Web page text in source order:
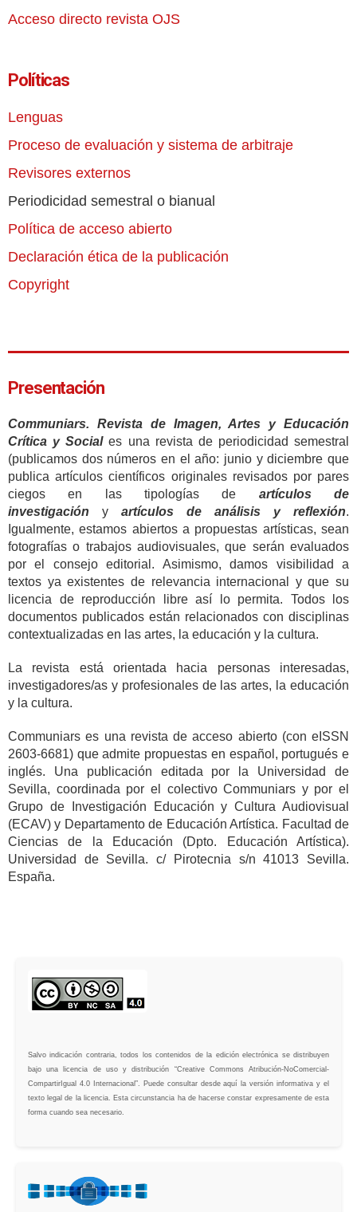
Acceso directo revista OJS
Políticas
Lenguas
Proceso de evaluación y sistema de arbitraje
Revisores externos
Periodicidad semestral o bianual
Política de acceso abierto
Declaración ética de la publicación
Copyright
Presentación
Communiars. Revista de Imagen, Artes y Educación
Crítica y Sociales una revista de periodicidad semestral
(publicamos dos números en el año: junio y diciembre que
publica artículos científicos originales revisados por pares
ciegos en las tipologías de artículos de
investigación y artículos de análisis y reflexión.
Igualmente, estamos abiertos a propuestas artísticas, sean
fotografías o trabajos audiovisuales, que serán evaluados
por el consejo editorial. Asimismo, damos visibilidad a
textos ya existentes de relevancia internacional y que su
licencia de reproducción libre así lo permita. Todos los
documentos publicados están relacionados con disciplinas
contextualizadas en las artes, la educación y la cultura.
La revista está orientada hacia personas interesadas,
investigadores/as y profesionales de las artes, la educación
y la cultura.
Communiars es una revista de acceso abierto (con eISSN
2603-6681) que admite propuestas en español, portugués e
inglés. Una publicación editada por la Universidad de
Sevilla, coordinada por el colectivo Communiars y por el
Grupo de Investigación Educación y Cultura Audiovisual
(ECAV) y Departamento de Educación Artística. Facultad de
Ciencias de la Educación (Dpto. Educación Artística).
Universidad de Sevilla. c/ Pirotecnia s/n 41013 Sevilla.
España.
Salvo indicación contraria, todos los contenidos de la edición electrónica se distribuyen
bajo una licencia de uso y distribución “Creative Commons Atribución-NoComercial-
CompartirIgual 4.0 Internacional”. Puede consultar desde aquí la versión informativa y el
texto legal de la licencia. Esta circunstancia ha de hacerse constar expresamente de esta
forma cuando sea necesario.